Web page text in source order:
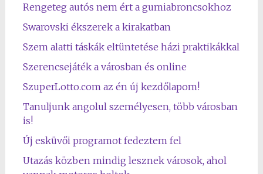
Rengeteg autós nem ért a gumiabroncsokhoz
Swarovski ékszerek a kirakatban
Szem alatti táskák eltüntetése házi praktikákkal
Szerencsejáték a városban és online
SzuperLotto.com az én új kezdőlapom!
Tanuljunk angolul személyesen, több városban
is!
Új esküvői programot fedeztem fel
Utazás közben mindig lesznek városok, ahol